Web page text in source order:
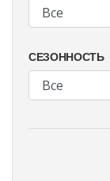
СЕЗОННОСТЬ